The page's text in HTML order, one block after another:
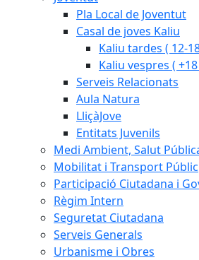
Pla Local de Joventut
Casal de joves Kaliu
Kaliu tardes ( 12-
Kaliu vespres ( +18
Serveis Relacionats
Aula Natura
LliçàJove
Entitats Juvenils
Medi Ambient, Salut
Mobilitat i Transport Públic
Participació Ciutadana i
Règim Intern
Seguretat Ciutadana
Serveis Generals
Urbanisme i Obres